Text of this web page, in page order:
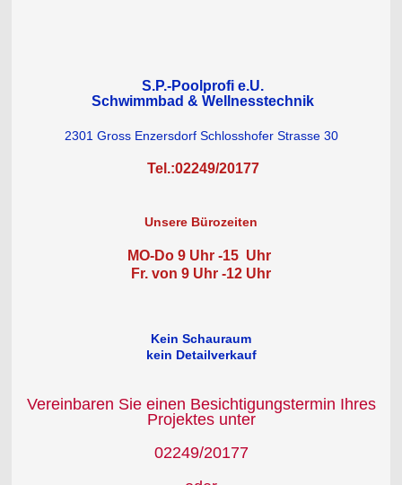
S.P.-Poolprofi e.U.
Schwimmbad & Wellnesstechnik
2301 Gross Enzersdorf Schlosshofer Strasse 30
Tel.:02249/20177
Unsere Bürozeiten
MO-Do 9 Uhr -15 Uhr
Fr. von 9 Uhr -12 Uhr
Kein Schauraum
kein Detailverkauf
Vereinbaren Sie einen Besichtigungstermin Ihres
Projektes unter
02249/20177